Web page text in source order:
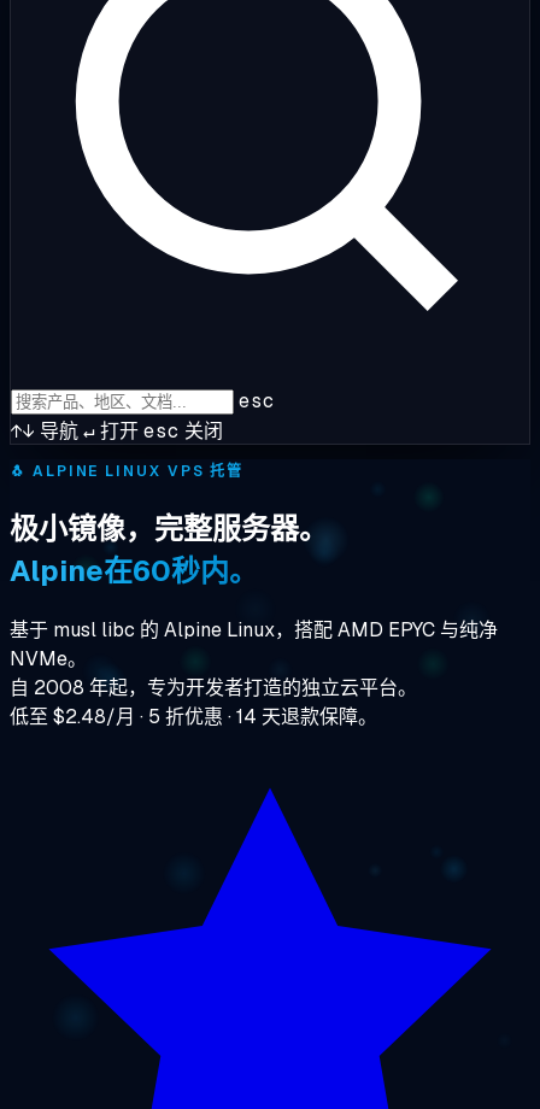
esc
↑↓ 导航↵打开esc 关闭
🐧 ALPINE LINUX VPS 托管
极小镜像，完整服务器。
Alpine在60秒内。
基于 musl libc 的 Alpine Linux，搭配 AMD EPYC 与纯净
NVMe。
自 2008 年起，专为开发者打造的独立云平台。
低至 $2.48/月 · 5 折优惠 · 14 天退款保障。